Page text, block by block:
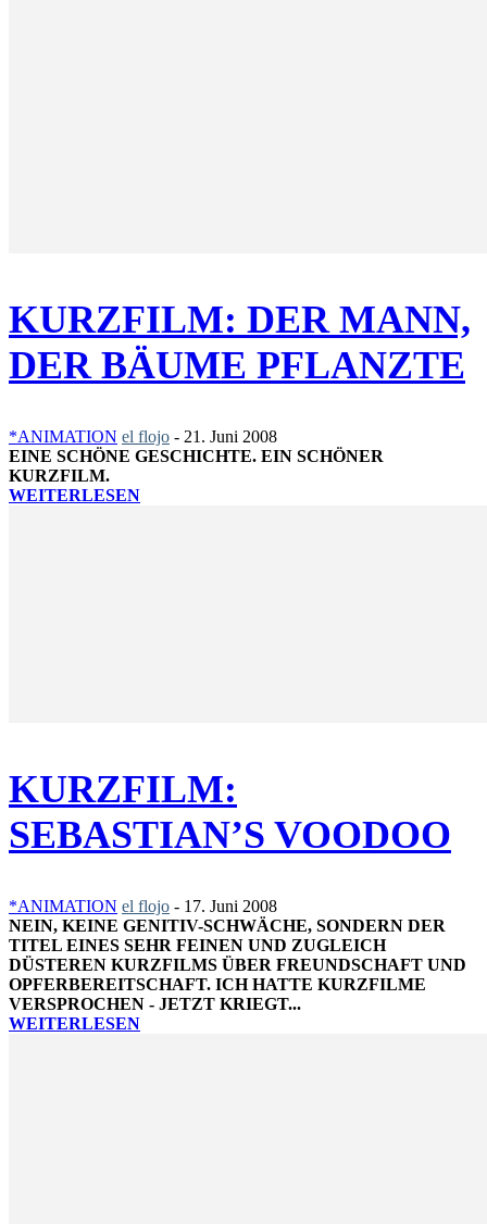
KURZFILM: DER MANN,
DER BÄUME PFLANZTE
*ANIMATION el flojo - 21. Juni 2008
EINE SCHÖNE GESCHICHTE. EIN SCHÖNER
KURZFILM.
WEITERLESEN
KURZFILM:
SEBASTIAN’S VOODOO
*ANIMATION el flojo - 17. Juni 2008
NEIN, KEINE GENITIV-SCHWÄCHE, SONDERN DER
TITEL EINES SEHR FEINEN UND ZUGLEICH
DÜSTEREN KURZFILMS ÜBER FREUNDSCHAFT UND
OPFERBEREITSCHAFT. ICH HATTE KURZFILME
VERSPROCHEN - JETZT KRIEGT...
WEITERLESEN